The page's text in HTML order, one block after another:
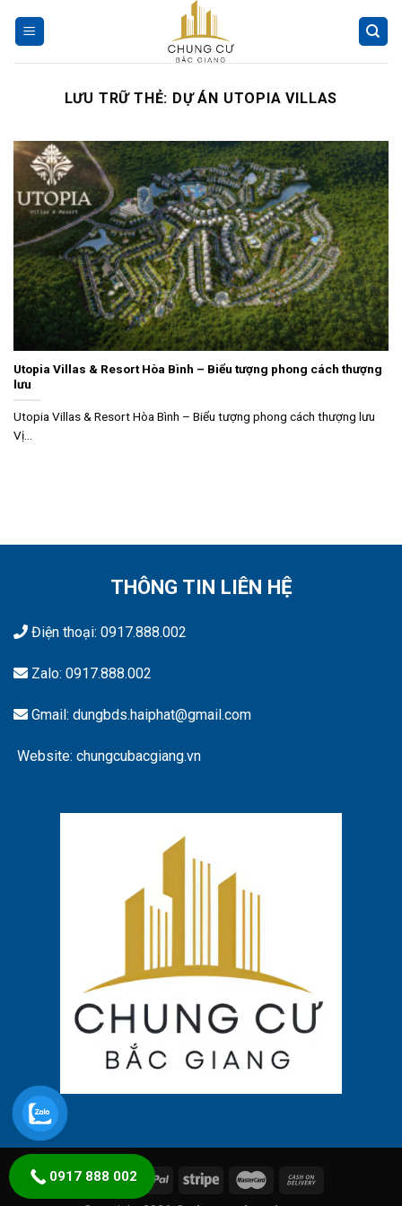
LƯU TRỮ THẺ: DỰ ÁN UTOPIA VILLAS
Utopia Villas & Resort Hòa Bình – Biểu tượng phong cách thượng
lưu
Utopia Villas & Resort Hòa Bình – Biểu tượng phong cách thượng lưu
Vị...
THÔNG TIN LIÊN HỆ
Điện thoại: 0917.888.002
Zalo: 0917.888.002
Gmail: dungbds.haiphat@gmail.com
Website: chungcubacgiang.vn
0917 888 002